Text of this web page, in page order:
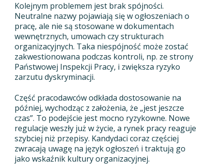
Kolejnym problemem jest brak spójności.
Neutralne nazwy pojawiają się w ogłoszeniach o
pracę, ale nie są stosowane w dokumentach
wewnętrznych, umowach czy strukturach
organizacyjnych. Taka niespójność może zostać
zakwestionowana podczas kontroli, np. ze strony
Państwowej Inspekcji Pracy, i zwiększa ryzyko
zarzutu dyskryminacji.
Część pracodawców odkłada dostosowanie na
później, wychodząc z założenia, że „jest jeszcze
czas”. To podejście jest mocno ryzykowne. Nowe
regulacje weszły już w życie, a rynek pracy reaguje
szybciej niż przepisy. Kandydaci coraz częściej
zwracają uwagę na język ogłoszeń i traktują go
jako wskaźnik kultury organizacyjnej.